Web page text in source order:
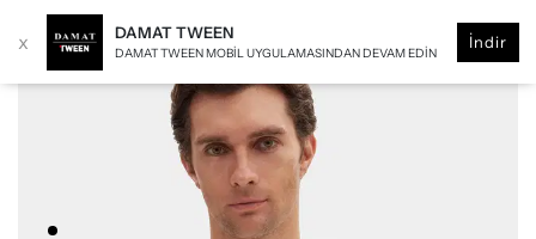
x DAMAT TWEEN
DAMAT TWEEN MOBIL UYGULAMASINDAN DEVAM EDIN
İndir